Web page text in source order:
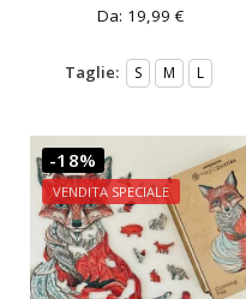
Da: 19,99€
Taglie: S M L
-18%
VENDITA SPECIALE